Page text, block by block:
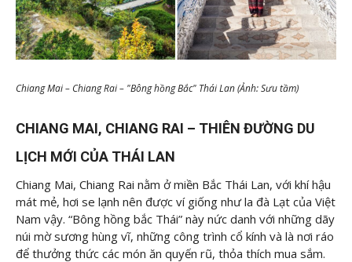
Chiang Mai – Chiang Rai – "Bông hồng Bắc" Thái Lan (Ảnh: Sưu tầm)
CHIANG MAI, CHIANG RAI – THIÊN ĐƯỜNG DU
LỊCH MỚI CỦA THÁI LAN
Chiang Mai, Chiang Rai nằm ở miền Bắc Thái Lan, với khí hậu
mát mẻ, hơi se lạnh nên được ví giống như la đà Lạt của Việt
Nam vậy. “Bông hồng bắc Thái” này nức danh với những dãy
núi mờ sương hùng vĩ, những công trình cổ kính và là nơi ráo
để thưởng thức các món ăn quyến rũ, thỏa thích mua sắm.